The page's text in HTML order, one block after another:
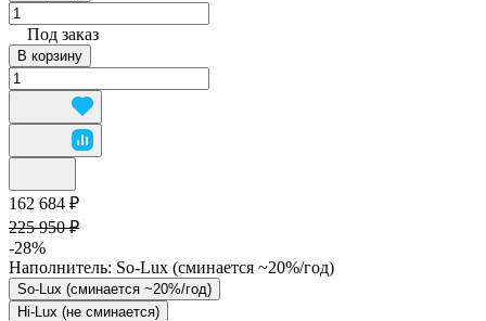
Под заказ
В корзину
162 684 ₽
225 950 ₽
-28%
Наполнитель: So-Lux (cминается ~20%/год)
So-Lux (cминается ~20%/год)
Hi-Lux (не сминается)